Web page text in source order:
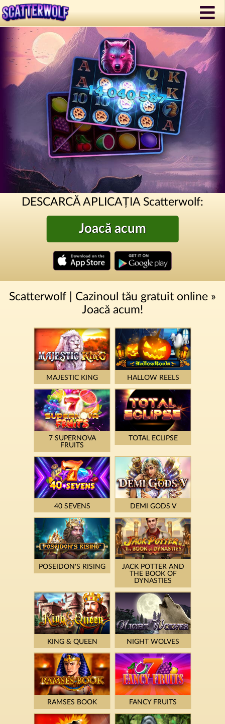
DESCARCĂ APLICAȚIA Scatterwolf:
Joacă acum
Scatterwolf | Cazinoul tău gratuit online »
Joacă acum!
MAJESTIC KING HALLOW REELS
7 SUPERNOVA
FRUITS
TOTAL ECLIPSE
40 SEVENS DEMI GODS V
POSEIDON'S RISING
JACK POTTER AND
THE BOOK OF
DYNASTIES
KING & QUEEN NIGHT WOLVES
RAMSES BOOK FANCY FRUITS